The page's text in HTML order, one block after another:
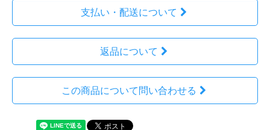
支払い・配送について
返品について
この商品について問い合わせる